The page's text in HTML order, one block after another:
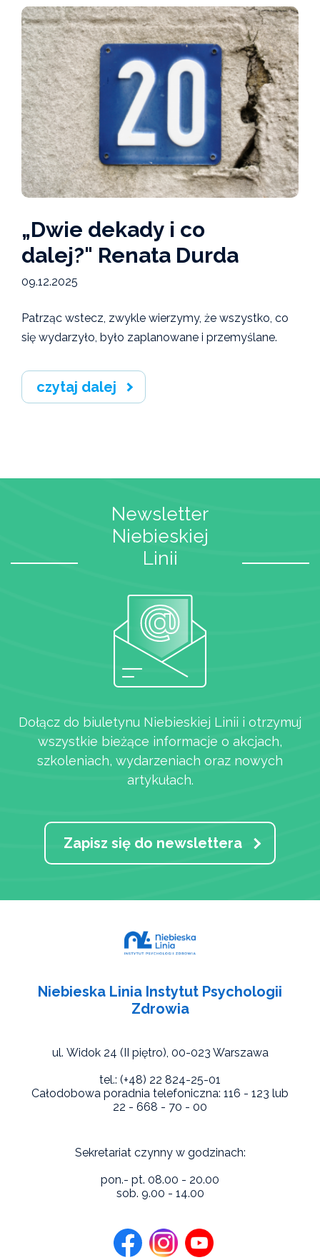
„Dwie dekady i co
dalej?" Renata Durda
09.12.2025
Patrząc wstecz, zwykle wierzymy, że wszystko, co
się wydarzyło, było zaplanowane i przemyślane.
czytaj dalej
Newsletter
Niebieskiej
Linii
Dołącz do biuletynu Niebieskiej Linii i otrzymuj
wszystkie bieżące informacje o akcjach,
szkoleniach, wydarzeniach oraz nowych
artykułach.
Zapisz się do newslettera
Niebieska Linia Instytut Psychologii
Zdrowia
ul. Widok 24 (II piętro), 00-023 Warszawa
tel.: (+48) 22 824-25-01
Całodobowa poradnia telefoniczna: 116 - 123 lub
22 - 668 - 70 - 00
Sekretariat czynny w godzinach:
pon.- pt. 08.00 - 20.00
sob. 9.00 - 14.00